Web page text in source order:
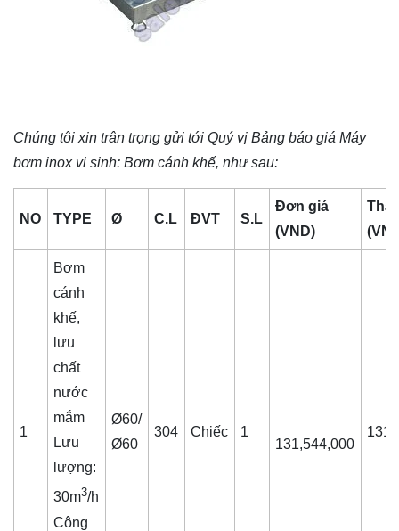
Chúng tôi xin trân trọng gửi tới Quý vị Bảng báo giá Máy
bơm inox vi sinh: Bơm cánh khế, như sau:
NO TYPE Ø C.L ĐVT S.L
Đơn giá
(VND)
1
Bơm
cánh
khế,
lưu
chất
nước
mắm
Lưu
lượng:
30m3/h
Công
Ø60/
Ø60
304 Chiếc
1
131,544,000